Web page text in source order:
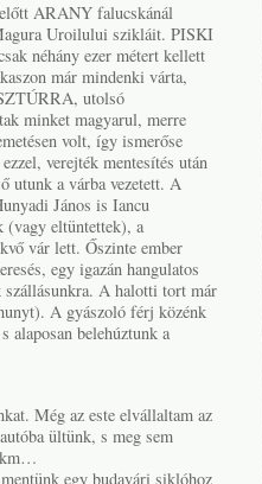
ARANY falucskánál
Uroilului szikláit. PISKI
néhány ezer métert kellett
már mindenki várta,
utolsó
minket magyarul, merre
volt, így ismerőse
verejték mentesítés után
utunk a várba vezetett. A
János is Iancu
(vagy eltüntettek), a
vár lett. Őszinte ember
egy igazán hangulatos
szállásunkra. A halotti tort már
A gyászoló férj közénk
alaposan belehúztunk a
Még az este elvállaltam az
ültünk, s meg sem
km…
egy budavári siklóhoz